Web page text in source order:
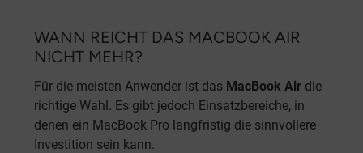
WANN REICHT DAS MACBOOK AIR
NICHT MEHR?
Für die meisten Anwender ist das MacBook Air die
richtige Wahl. Es gibt jedoch Einsatzbereiche, in
denen ein MacBook Pro langfristig die sinnvollere
Investition sein kann.